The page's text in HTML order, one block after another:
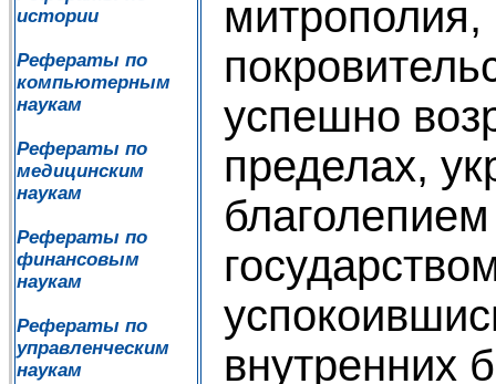
истории
Рефераты по
компьютерным
наукам
Рефераты по
медицинским
наукам
Рефераты по
финансовым
наукам
Рефераты по
управленческим
наукам
успешно
пределах,
внутренних